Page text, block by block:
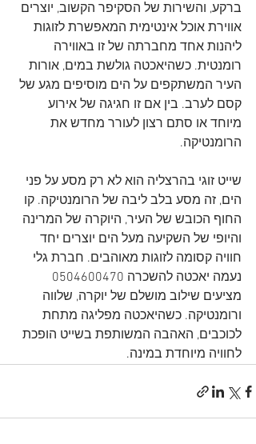
ברקע, והשירות של הסקיפר הקשוב, יוצרים
אווירת אוכל אינטימית המאפשרת לזוגות
ליהנות אחד מחברתה של זו באווירה
רומנטית. כשהיאכטה גולשת במים, אורות
העיר המשתקפים על הים מוסיפים מגע של
קסם לערב. בין אם זו חגיגה של אירוע
מיוחד או סתם רצון לעורר מחדש את
הרומנטיקה.
שייט זוגי בהרצליה הוא לא רק מסע על פני
הים, זה מסע בלב ליבה של הרומנטיקה. קו
החוף הכובש של העיר, היוקרה של המרינה
והיופי של השקיעה מעל הים יוצרים יחד
חוויה קסומה לזוגות מאוהבים. חברת גלי
מציעים שילוב מושלם של יוקרה, שלווה
ורומנטיקה. כשהיאכטה מפליגה מתחת
לכוכבים, האהבה המשותפת בשייט הופכת
לחוויה מיוחדת במינה.